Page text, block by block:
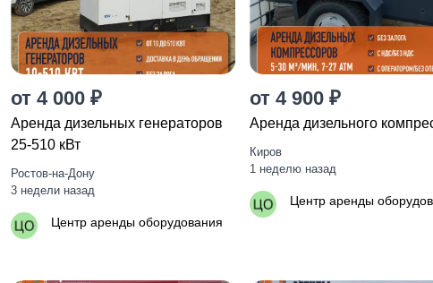
от 4 000 ₽
Аренда дизельных генераторов
25-510 кВт
Ростов-на-Дону
3 недели назад
Центр аренды оборудования
от 4 900 ₽
Аренда дизельного
Киров
1 неделю назад
Центр аренды